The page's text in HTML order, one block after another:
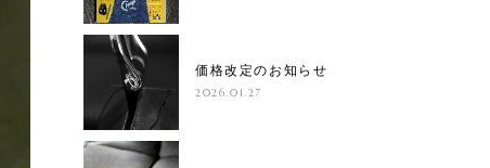
価格改定のお知らせ
2026.01.27